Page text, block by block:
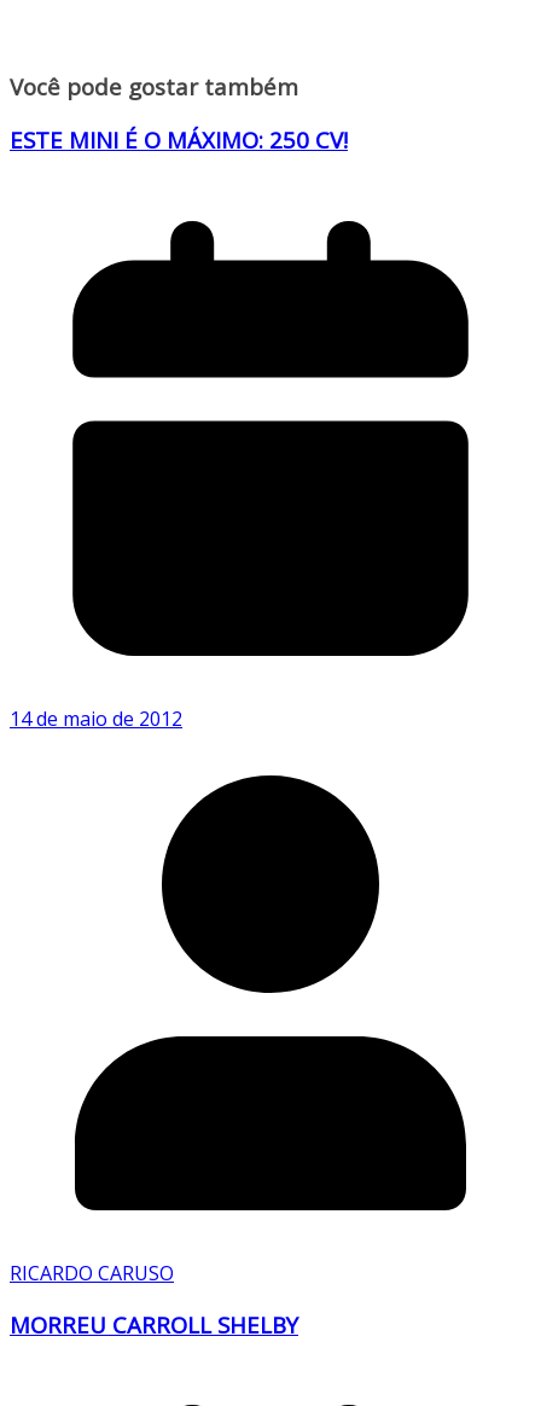
Você pode gostar também
ESTE MINI É O MÁXIMO: 250 CV!
14 de maio de 2012
RICARDO CARUSO
MORREU CARROLL SHELBY